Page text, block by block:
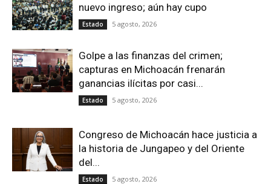
nuevo ingreso; aún hay cupo
Estado 5 agosto, 2026
Golpe a las finanzas del crimen;
capturas en Michoacán frenarán
ganancias ilícitas por casi...
Estado 5 agosto, 2026
Congreso de Michoacán hace justicia a
la historia de Jungapeo y del Oriente
del...
Estado 5 agosto, 2026